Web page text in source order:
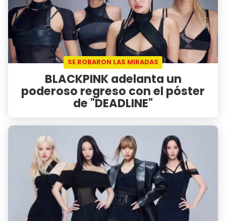
SE ROBARON LAS MIRADAS
BLACKPINK adelanta un
poderoso regreso con el póster
de "DEADLINE"